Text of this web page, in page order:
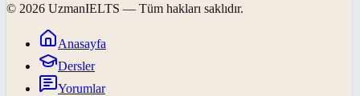
© 2026 UzmanIELTS — Tüm hakları saklıdır.
Anasayfa
Dersler
Yorumlar